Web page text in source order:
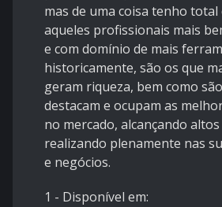
mas de uma coisa tenho total
aqueles profissionais mais
e com domínio de mais
historicamente, são os que
geram riqueza, bem como
destacam e ocupam as
no mercado, alcançando
realizando plenamente nas
e negócios.
1 - Disponível em: